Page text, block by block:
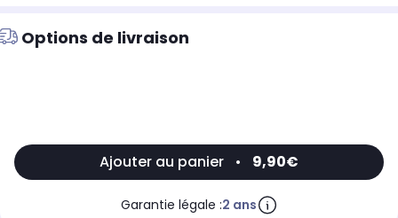
Options de livraison
Ajouter au panier • 9,90€
Garantie légale :2 ans